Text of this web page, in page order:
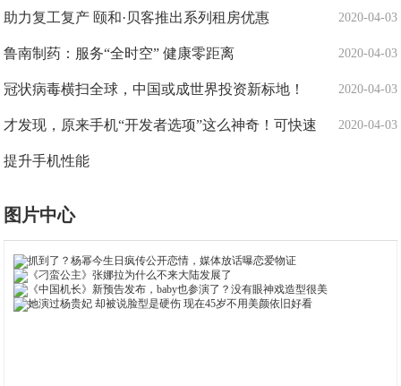
2020-04-03
助力复工复产 颐和·贝客推出系列租房优惠
2020-04-03
鲁南制药：服务“全时空” 健康零距离
2020-04-03
冠状病毒横扫全球，中国或成世界投资新标地！
2020-04-03
才发现，原来手机“开发者选项”这么神奇！可快速
提升手机性能
图片中心